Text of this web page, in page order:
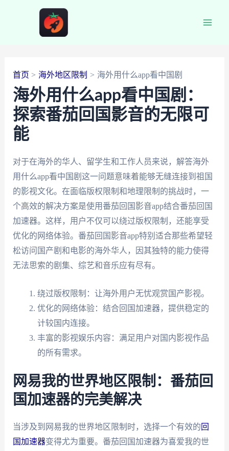
首页 海外地区限制 海外用什么app看中国剧
海外用什么app看中国剧：
探索番茄回国影音的无限可
能
对于在海外的华人、留学生和工作人员来说，解答海外
用什么app看中国剧这一问题意味着能够无缝连接到祖国
的影视文化。在面临版权限制和地理限制的挑战时，一
个高效的解决方案是使用番茄回国影音app结合番茄回国
加速器。这样，用户不仅可以绕过版权限制，还能享受
优化的网络体验。番茄回国影音app特别适合那些希望轻
松访问国产剧和电影的海外华人，因其独特的能力使得
无法思索的剧集、综艺和音乐应有尽有。
绕过版权限制：让海外用户无忧观赏国产影视。
优化的网络体验：结合回国加速器，提供稳定的
计较国内连接。
丰富的影视娱乐内容：满足用户对国内影视作品
的所有需求。
网易我的世界地区限制：番茄回
国加速器的完美解决
当涉及到网易我的世界地区限制时，选择一个有效的回
国加速器变得尤为重要。番茄回国加速器为喜爱我的世